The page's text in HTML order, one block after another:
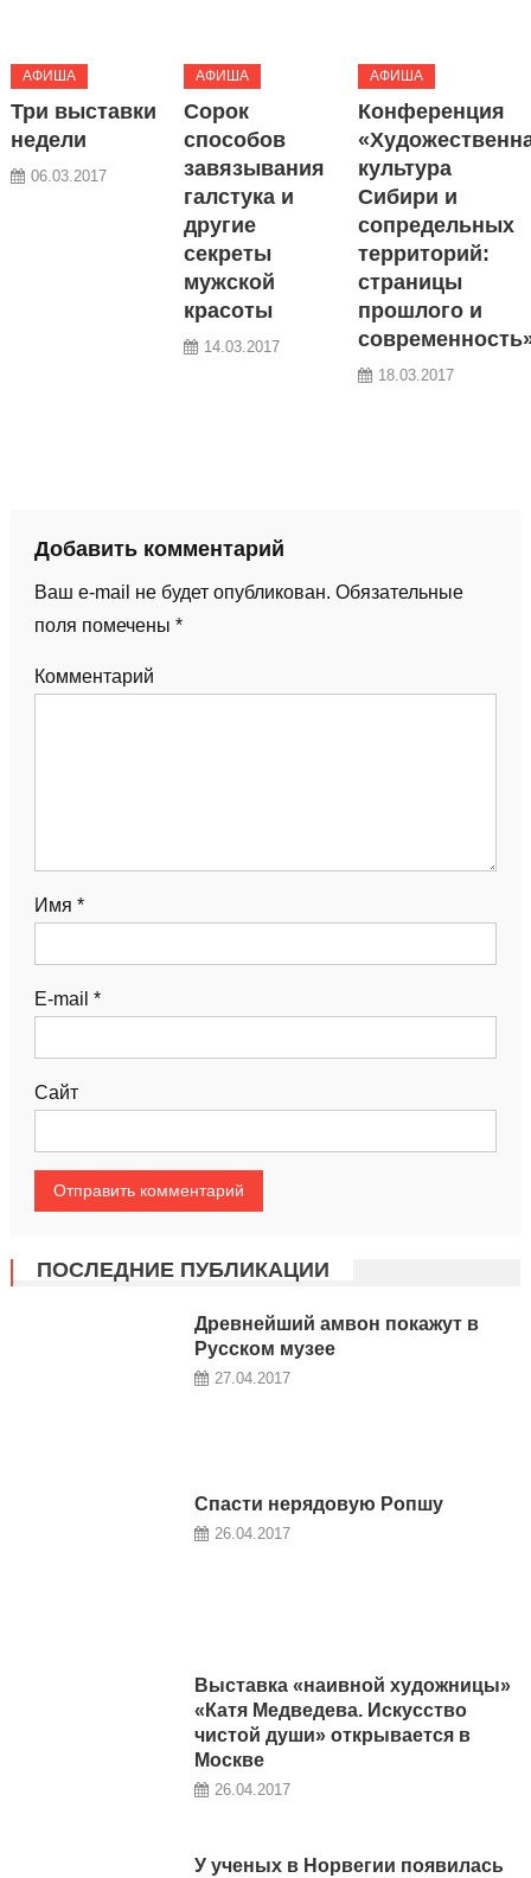
АФИША
Три выставки
недели
06.03.2017
АФИША
Сорок
способов
завязывания
галстука и
другие
секреты
мужской
красоты
14.03.2017
АФИША
Конференция
культура
Сибири и
сопредельных
территорий:
страницы
прошлого и
18.03.2017
Добавить комментарий
Ваш e-mail не будет опубликован. Обязательные
поля помечены *
Комментарий
Имя *
E-mail *
Сайт
ПОСЛЕДНИЕ ПУБЛИКАЦИИ
Древнейший амвон покажут в
Русском музее
27.04.2017
Спасти нерядовую Ропшу
26.04.2017
Выставка «наивной художницы»
«Катя Медведева. Искусство
чистой души» открывается в
Москве
26.04.2017
У ученых в Норвегии появилась